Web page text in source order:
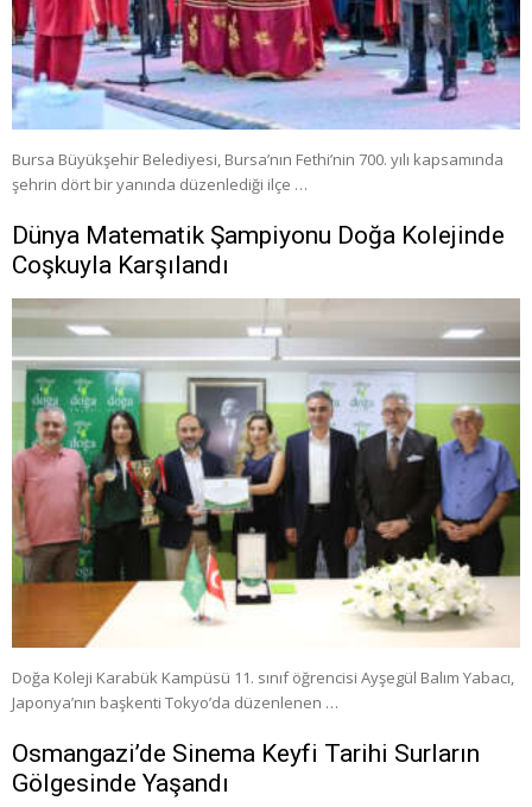
Bursa Büyükşehir Belediyesi, Bursa’nın Fethi’nin 700. yılı kapsamında
şehrin dört bir yanında düzenlediği ilçe …
Dünya Matematik Şampiyonu Doğa Kolejinde
Coşkuyla Karşılandı
Doğa Koleji Karabük Kampüsü 11. sınıf öğrencisi Ayşegül Balım Yabacı,
Japonya’nın başkenti Tokyo’da düzenlenen …
Osmangazi’de Sinema Keyfi Tarihi Surların
Gölgesinde Yaşandı